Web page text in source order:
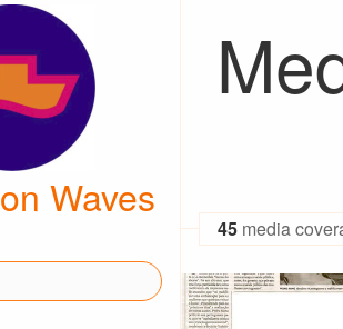
Waves
45 media